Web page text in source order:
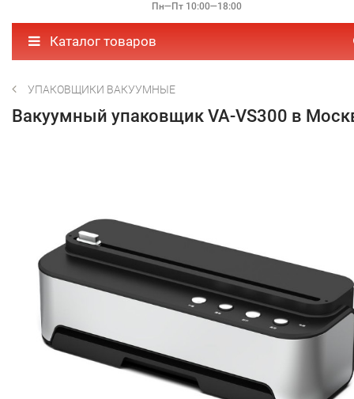
Пн—Пт 10:00—18:00
Каталог товаров
УПАКОВЩИКИ ВАКУУМНЫЕ
Вакуумный упаковщик VA-VS300 в